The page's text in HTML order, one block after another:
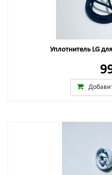
Уплотнитель LG